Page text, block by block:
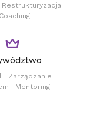
Restrukturyzacja
· Zarządzanie
· Mentoring